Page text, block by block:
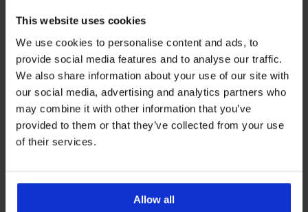
This website uses cookies
We use cookies to personalise content and ads, to
provide social media features and to analyse our traffic.
We also share information about your use of our site with
our social media, advertising and analytics partners who
may combine it with other information that you’ve
provided to them or that they’ve collected from your use
of their services.
Allow all
4,5
Športové legíny Zari